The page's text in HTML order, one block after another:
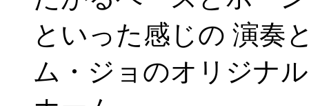
といった感じの 演奏
ム・ジョのオリジナ